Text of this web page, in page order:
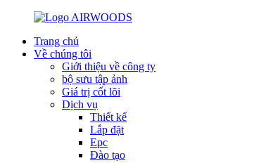
Trang chủ
Về chúng tôi
Giới thiệu về công ty
bộ sưu tập ảnh
Giá trị cốt lõi
Dịch vụ
Thiết kế
Lắp đặt
Epc
Đào tạo